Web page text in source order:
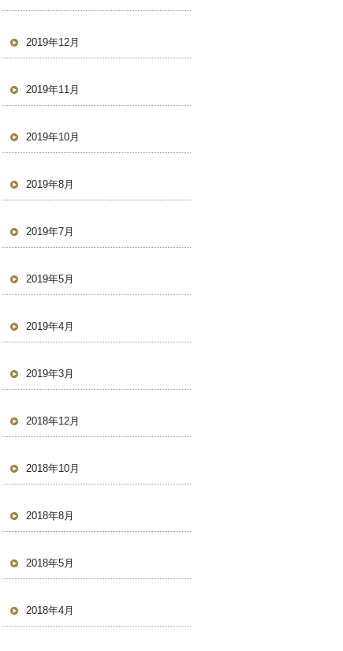
2019年12月
2019年11月
2019年10月
2019年8月
2019年7月
2019年5月
2019年4月
2019年3月
2018年12月
2018年10月
2018年8月
2018年5月
2018年4月